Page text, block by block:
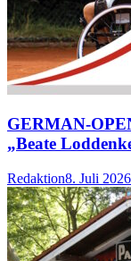
GERMAN-
„Beate
Redaktion8. Juli 2026